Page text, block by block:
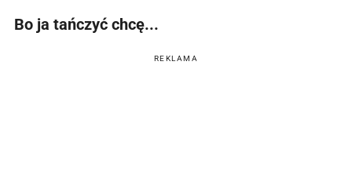
Bo ja tańczyć chcę...
REKLAMA